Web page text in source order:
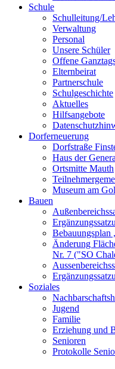
Schule
Schulleitung/
Verwaltung
Personal
Unsere Schüler
Offene
Elternbeirat
Partnerschule
Schulgeschichte
Aktuelles
Hilfsangebote
Dorferneuerung
Dorfstraße
Haus der
Ortsmitte Mauth
Museum am
Bauen
Bebauungsplan
Änderung
Nr. 7 ("SO
Soziales
Jugend
Familie
Erziehung und
Senioren
Protokolle